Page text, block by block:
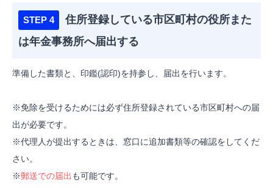
住所登録している市区町村の役所また
は年金事務所へ届出する
準備した書類と、印鑑(認印)を持参し、届出を行います。
※免除を受けるためには必ず住所登録されている市区町村への届
出が必要です。
※代理人が提出するときは、窓口に追加書類等の確認をしてくだ
さい。
※郵送での届出 も可能です。